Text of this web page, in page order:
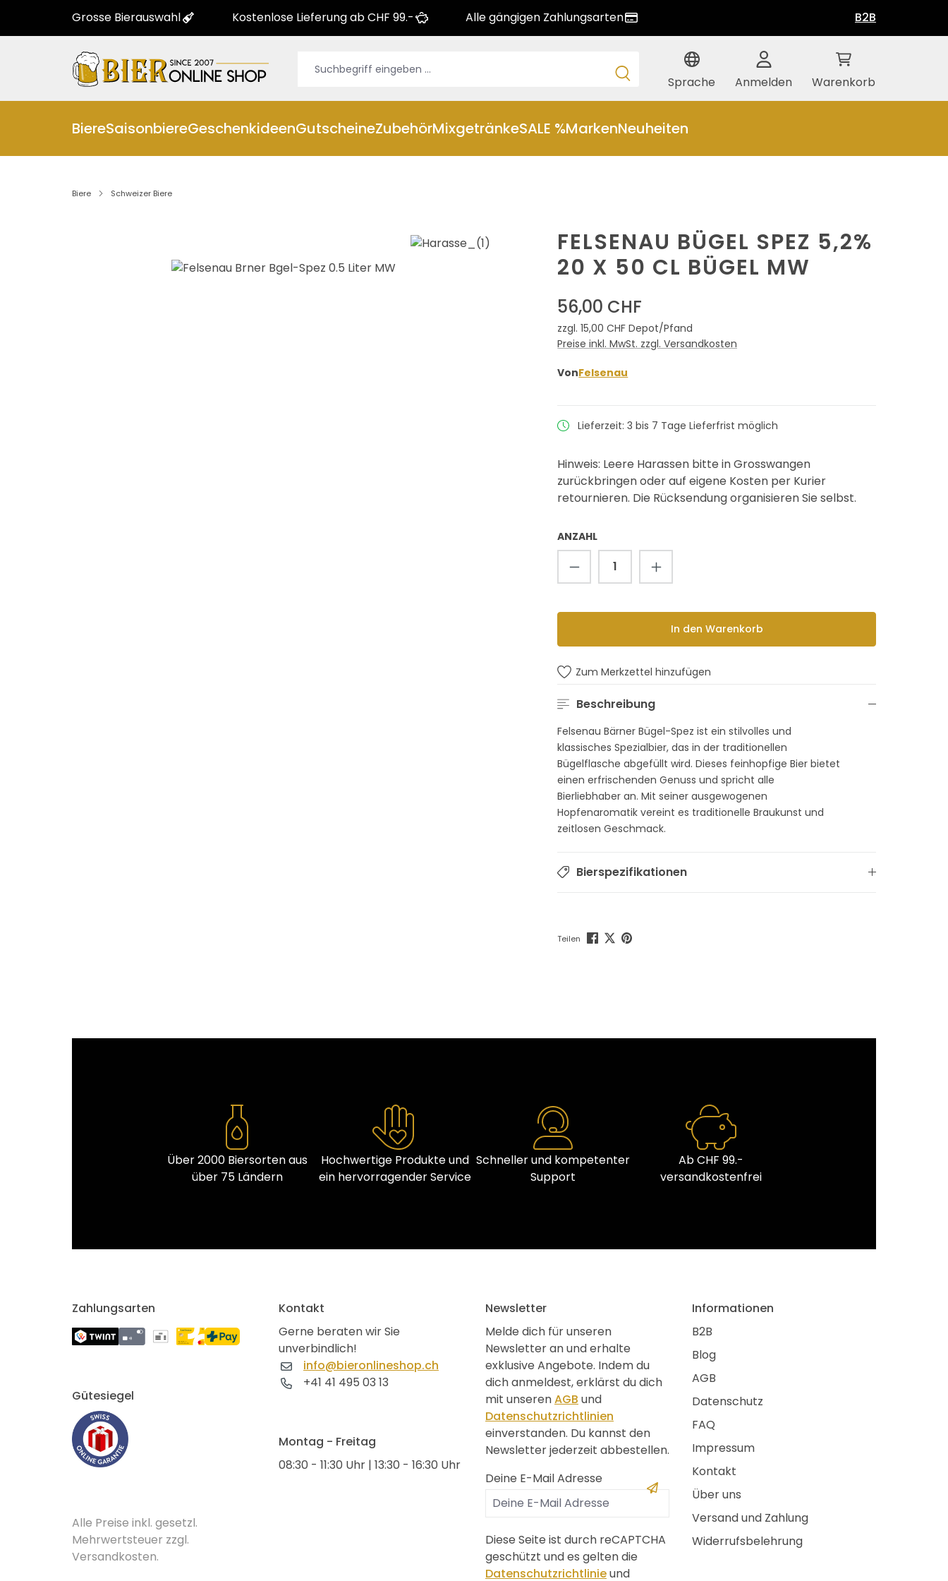
Grosse Bierauswahl Kostenlose Lieferung ab CHF 99.- Alle gängigen Zahlungsarten B2B
Sprache Anmelden Warenkorb
BiereSaisonbiereGeschenkideenGutscheineZubehörMixgetränkeSALE %MarkenNeuheiten
Biere Schweizer Biere
FELSENAU BÜGEL SPEZ 5,2%
20 X 50 CL BÜGEL MW
56,00 CHF
zzgl. 15,00 CHF Depot/Pfand
Preise inkl. MwSt. zzgl. Versandkosten
VonFelsenau
Lieferzeit: 3 bis 7 Tage Lieferfrist möglich
Hinweis: Leere Harassen bitte in Grosswangen
zurückbringen oder auf eigene Kosten per Kurier
retournieren. Die Rücksendung organisieren Sie selbst.
ANZAHL
Produkt Anzahl: Gib den gewünschten Wert
In den Warenkorb
Zum Merkzettel hinzufügen
Beschreibung
Felsenau Bärner Bügel-Spez ist ein stilvolles und
klassisches Spezialbier, das in der traditionellen
Bügelflasche abgefüllt wird. Dieses feinhopfige Bier bietet
einen erfrischenden Genuss und spricht alle
Bierliebhaber an. Mit seiner ausgewogenen
Hopfenaromatik vereint es traditionelle Braukunst und
zeitlosen Geschmack.
Bierspezifikationen
Teilen
Über 2000 Biersorten aus
über 75 Ländern
Hochwertige Produkte und
ein hervorragender Service
Schneller und kompetenter
Support
Ab CHF 99.-
versandkostenfrei
Zahlungsarten
Gütesiegel
Alle Preise inkl. gesetzl.
Mehrwertsteuer zzgl.
Versandkosten.
Kontakt
Gerne beraten wir Sie
unverbindlich!
info@bieronlineshop.ch
+41 41 495 03 13
Montag - Freitag
08:30 - 11:30 Uhr | 13:30 - 16:30 Uhr
Newsletter
Melde dich für unseren
Newsletter an und erhalte
exklusive Angebote. Indem du
dich anmeldest, erklärst du dich
mit unserenAGB und
Datenschutzrichtlinien
einverstanden. Du kannst den
Newsletter jederzeit abbestellen.
Deine E-Mail Adresse
Diese Seite ist durch reCAPTCHA
geschützt und es gelten die
Datenschutzrichtlinieund
Informationen
B2B
Blog
AGB
Datenschutz
FAQ
Impressum
Kontakt
Über uns
Versand und Zahlung
Widerrufsbelehrung